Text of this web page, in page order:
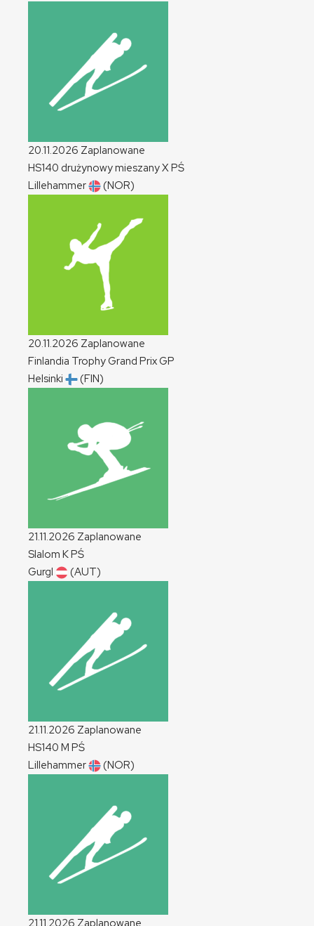
20.11.2026 Zaplanowane
HS140 drużynowy mieszanyXPŚ
Lillehammer
(NOR)
20.11.2026 Zaplanowane
Finlandia Trophy Grand PrixGP
Helsinki
(FIN)
21.11.2026 Zaplanowane
Slalom KPŚ
Gurgl
(AUT)
21.11.2026 Zaplanowane
HS140 M PŚ
Lillehammer
(NOR)
21.11.2026 Zaplanowane